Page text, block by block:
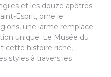
et les douze apôtres.
Esprit, orne le
une larme remplace
unique. Le Musée du
cette histoire riche,
styles à travers les